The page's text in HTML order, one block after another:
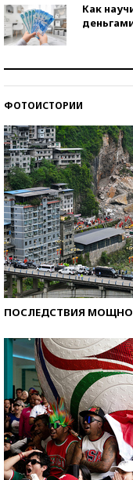
Как
ФОТОИСТОРИИ
ПОСЛЕДСТВИЯ